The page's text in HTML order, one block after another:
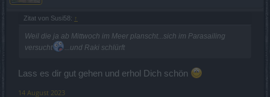
Zitat von Susi58: ↑
Weil die ja ab Mittwoch im Meer planscht...sich im Parasailing
versucht
...und Raki schlürft
Lass es dir gut gehen und erhol Dich schön
14 August 2023